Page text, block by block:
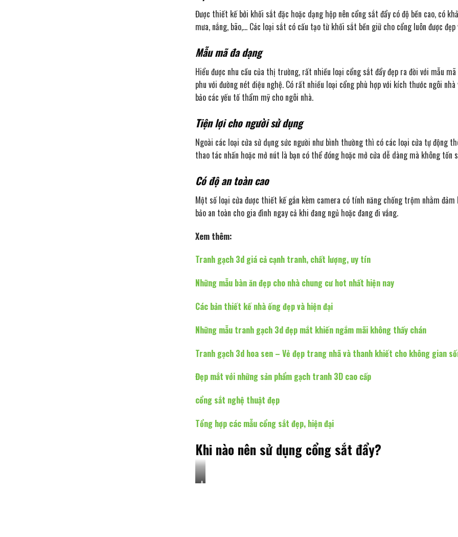
Được thiết kế bởi khối sắt đặc hoặc dạng hộp nên cổng sắt đẩy có độ bền cao, có
mưa, nắng, bão,… Các loại sắt có cấu tạo từ khối sắt bền giữ cho cổng luôn được đẹp
Mẫu mã đa dạng
Hiểu được nhu cầu của thị trường, rất nhiều loại cổng sắt đẩy đẹp ra đời với mẫu
phu với đường nét điệu nghệ. Có rất nhiều loại cổng phù hợp với kích thước ngôi
bảo các yếu tố thẩm mỹ cho ngôi nhà.
Tiện lợi cho người sử dụng
Ngoài các loại cửa sử dụng sức người như bình thường thì có các loại cửa tự động
thao tác nhấn hoặc mở nút là bạn có thể đóng hoặc mở cửa dễ dàng mà không
Có độ an toàn cao
Một số loại cửa được thiết kế gắn kèm camera có tính năng chống trộm nhằm đảm
bảo an toàn cho gia đình ngay cả khi đang ngủ hoặc đang đi vắng.
Xem thêm:
Tranh gạch 3d giá cả cạnh tranh, chất lượng, uy tín
Những mẫu bàn ăn đẹp cho nhà chung cư hot nhất hiện nay
Các bản thiết kế nhà ống đẹp và hiện đại
Những mẫu tranh gạch 3d đẹp mắt khiến ngắm mãi không thấy chán
Tranh gạch 3d hoa sen – Vẻ đẹp trang nhã và thanh khiết cho không gian
Đẹp mắt với những sản phẩm gạch tranh 3D cao cấp
cổng sắt nghệ thuật đẹp
Tổng hợp các mẫu cổng sắt đẹp, hiện đại
Khi nào nên sử dụng cổng sắt đẩy?
A